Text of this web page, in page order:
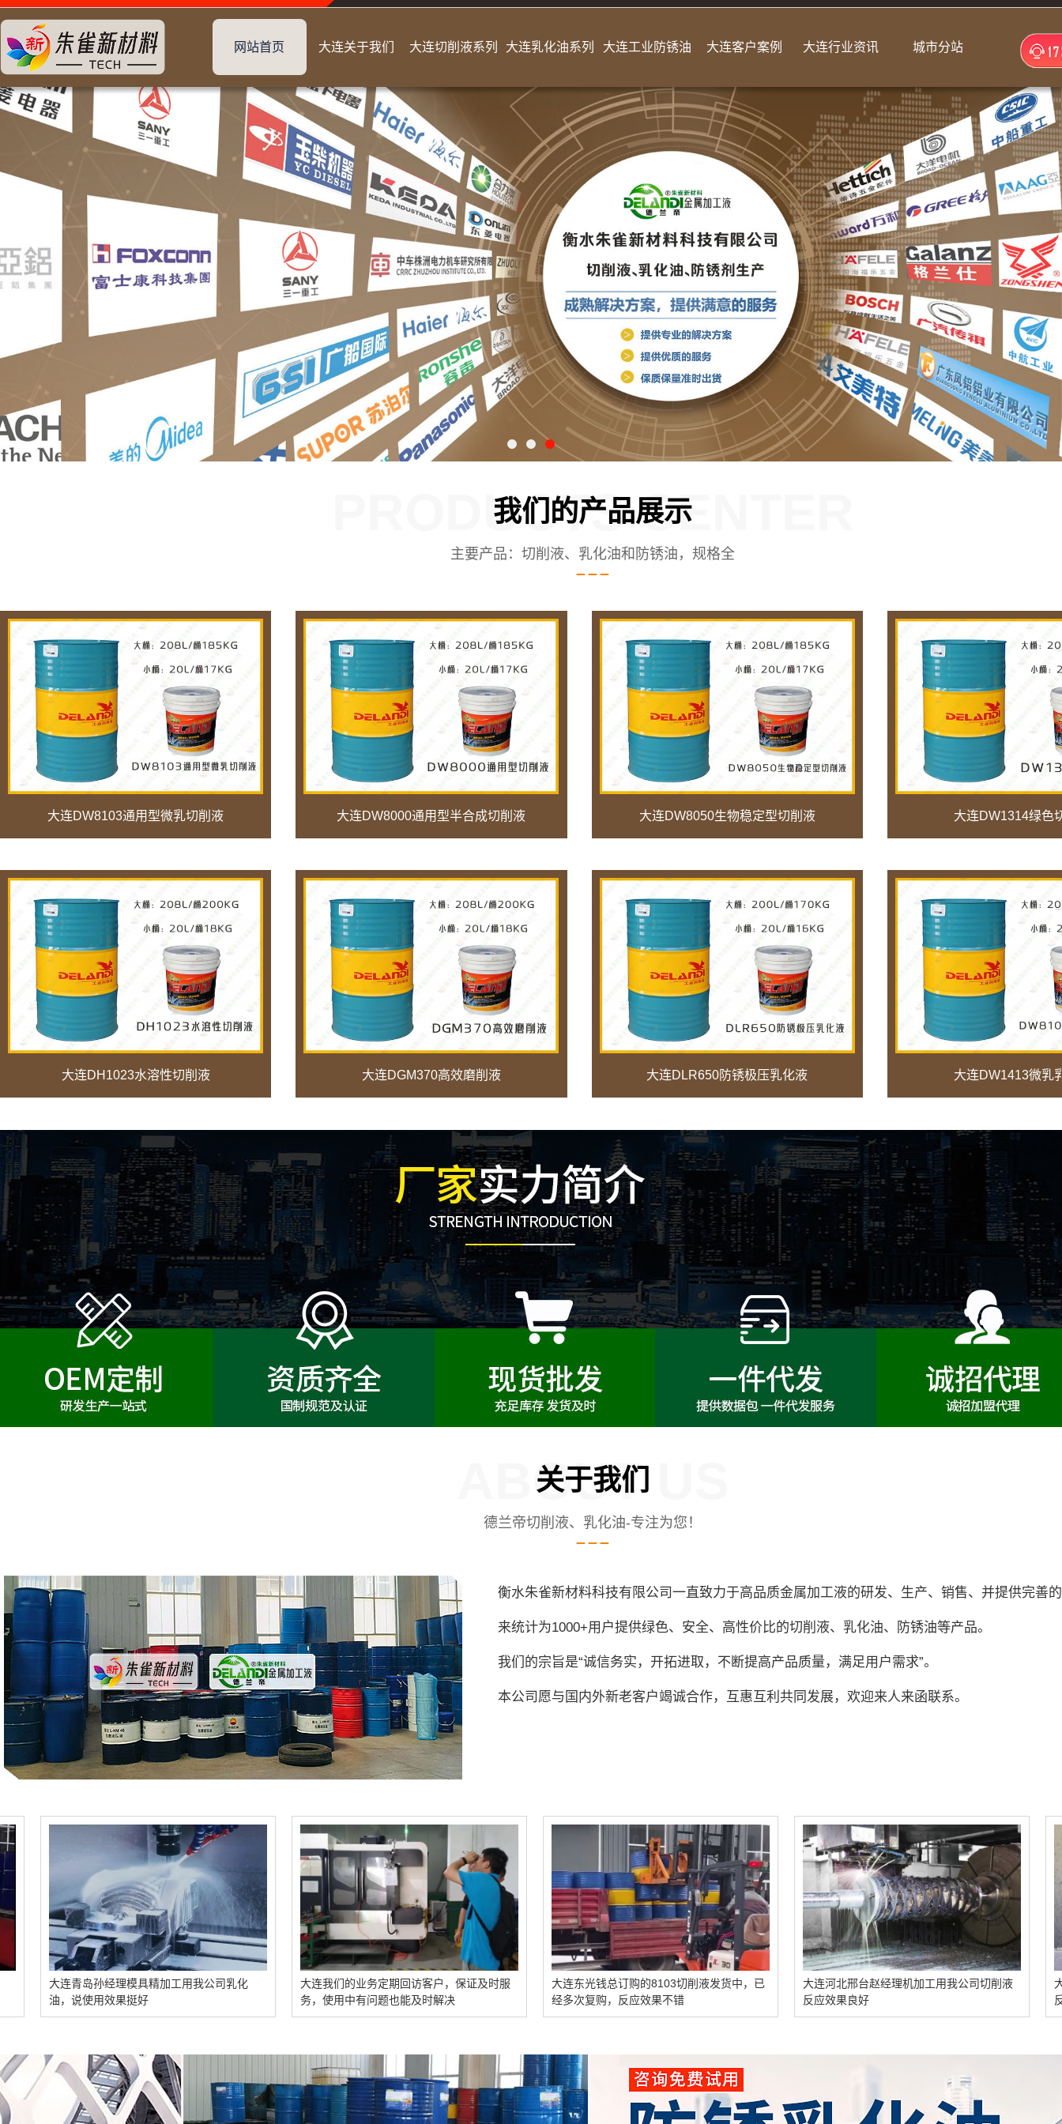
网站首页 大连关于我们 大连切削液系列 大连乳化油系列 大连工业防锈油 大连客户案例 大连行业资讯 城市分站
我们的产品展示
PRODUCTS CENTER
主要产品：切削液、乳化油和防锈油，规格全
大连DW8103通用型微乳切削液 大连DW8000通用型半合成切削液 大连DW8050生物稳定型切削液 大连DW1314绿色
大连DH1023水溶性切削液 大连DGM370高效磨削液 大连DLR650防锈极压乳化液 大连DW1413微乳
关于我们
ABOUT US
德兰帝切削液、乳化油-专注为您！
衡水朱雀新材料科技有限公司一直致力于高品质金属加工液的研发、生产、销售、并提供完善
来统计为1000+用户提供绿色、安全、高性价比的切削液、乳化油、防锈油等产品。
我们的宗旨是“诚信务实，开拓进取，不断提高产品质量，满足用户需求”。
本公司愿与国内外新老客户竭诚合作，互惠互利共同发展，欢迎来人来函联系。
岛孙经理模具精加工用我公司乳化
使用效果挺好
大连我们的业务定期回访客户，保证及时服
务，使用中有问题也能及时解决
大连东光钱总订购的8103切削液发货中，已
经多次复购，反应效果不错
大连河北邢台赵经理机加工用我公司切削液
大连福建周经